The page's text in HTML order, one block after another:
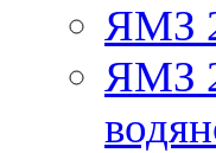
ЯМЗ
ЯМЗ